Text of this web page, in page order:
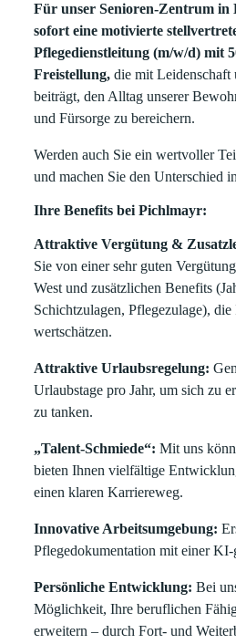
Für unser Senioren-Zentrum in
sofort eine motivierte
Pflegedienstleitung (m/w/d) mit
Freistellung, die mit Leidenschaft
beiträgt, den Alltag unserer
und Fürsorge zu bereichern.
Werden auch Sie ein wertvoller
und machen Sie den Unterschied
Ihre Benefits bei Pichlmayr:
Attraktive Vergütung &
Sie von einer sehr guten
West und zusätzlichen Benefits
Schichtzulagen, Pflegezulage),
wertschätzen.
Attraktive Urlaubsregelung:
Urlaubstage pro Jahr, um sich zu
zu tanken.
„Talent-Schmiede“:Mit uns
bieten Ihnen vielfältige
einen klaren Karriereweg.
Innovative Arbeitsumgebung:
Pflegedokumentation mit einer KI-
Persönliche Entwicklung:Bei
Möglichkeit, Ihre beruflichen
erweitern – durch Fort- und